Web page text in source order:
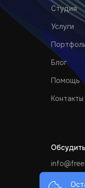
Студия
Услуги
Блог
Помощь
Контакты
+7 (499)